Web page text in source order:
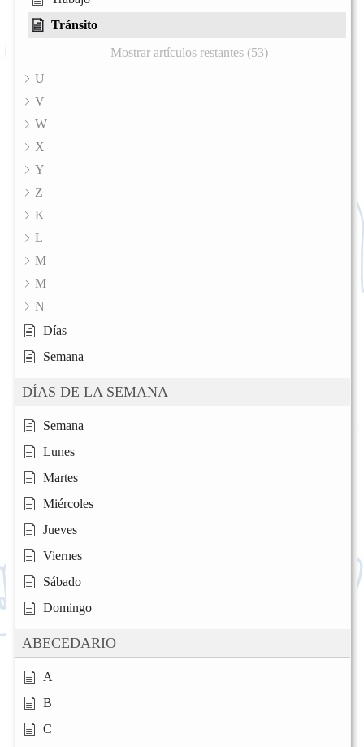
Tránsito
Mostrar artículos restantes (53)
U
V
W
X
Y
Z
K
L
M
M
N
Días
Semana
DÍAS DE LA SEMANA
Semana
Lunes
Martes
Miércoles
Jueves
Viernes
Sábado
Domingo
ABECEDARIO
A
B
C